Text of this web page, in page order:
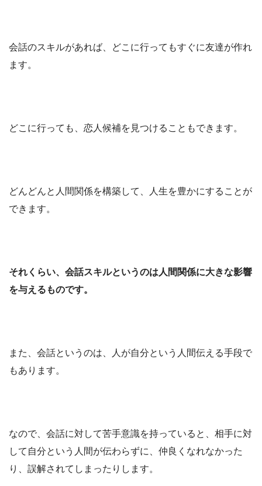
会話のスキルがあれば、どこに行ってもすぐに友達が作れ
ます。
どこに行っても、恋人候補を見つけることもできます。
どんどんと人間関係を構築して、人生を豊かにすることが
できます。
それくらい、会話スキルというのは人間関係に大きな影響
を与えるものです。
また、会話というのは、人が自分という人間伝える手段で
もあります。
なので、会話に対して苦手意識を持っていると、相手に対
して自分という人間が伝わらずに、仲良くなれなかった
り、誤解されてしまったりします。